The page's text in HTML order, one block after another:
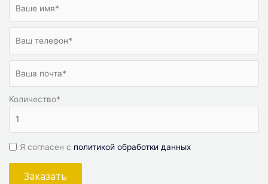
Количество*
Я согласен с политикой обработки данных
Заказать